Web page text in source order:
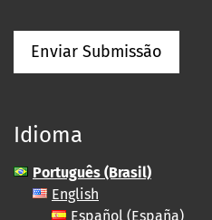
Enviar Submissão
Idioma
Português (Brasil)
English
Español (España)